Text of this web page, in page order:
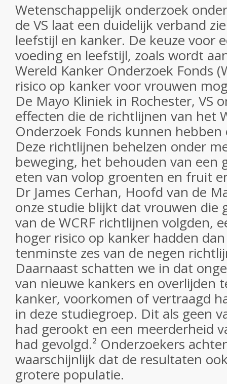
Wetenschappelijk onderzoek
de VS laat een duidelijk verband
leefstijl en kanker. De keuze voor
voeding en leefstijl, zoals wordt
Wereld Kanker Onderzoek Fonds
risico op kanker voor vrouwen
De Mayo Kliniek in Rochester, VS
effecten die de richtlijnen van het
Onderzoek Fonds kunnen
Deze richtlijnen behelzen onder
beweging, het behouden van een
eten van volop groenten en fruit
Dr James Cerhan, Hoofd van de
onze studie blijkt dat vrouwen die
van de WCRF richtlijnen volgden,
hoger risico op kanker hadden
tenminste zes van de negen
Daarnaast schatten we in dat
van nieuwe kankers en overlijden
kanker, voorkomen of vertraagd
in deze studiegroep. Dit als geen
had gerookt en een meerderheid
had gevolgd.² Onderzoekers
waarschijnlijk dat de resultaten
grotere populatie.